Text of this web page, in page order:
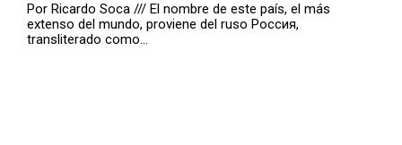
Por Ricardo Soca /// El nombre de este país, el más
extenso del mundo, proviene del ruso Россия,
transliterado como…